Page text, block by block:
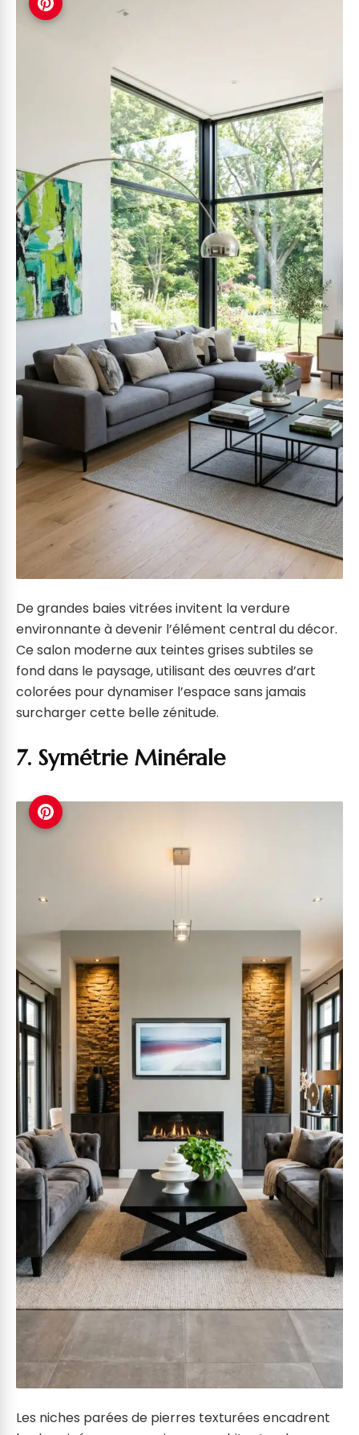
De grandes baies vitrées invitent la verdure
environnante à devenir l’élément central du décor.
Ce salon moderne aux teintes grises subtiles se
fond dans le paysage, utilisant des œuvres d’art
colorées pour dynamiser l’espace sans jamais
surcharger cette belle zénitude.
7. Symétrie Minérale
Les niches parées de pierres texturées encadrent